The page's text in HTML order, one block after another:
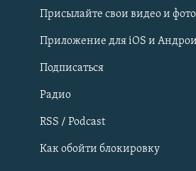
Українською
Qırımtatar
ПРИСОЕДИНЯЙТЕСЬ!
Присылайте свои видео и фото
Приложение для iOS и
Подписаться
Радио
RSS / Podcast
Как обойти блокировку